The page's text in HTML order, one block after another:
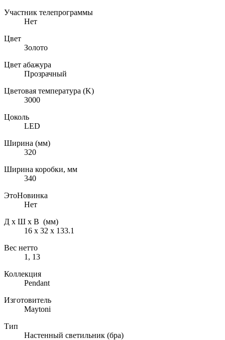
Участник телепрограммы
Нет
Цвет
Золото
Цвет абажура
Прозрачный
Цветовая температура (K)
3000
Цоколь
LED
Ширина (мм)
320
Ширина коробки, мм
340
ЭтоНовинка
Нет
Д х Ш х В (мм)
16 х 32 х 133.1
Вес нетто
1, 13
Коллекция
Pendant
Изготовитель
Maytoni
Тип
Настенный светильник (бра)